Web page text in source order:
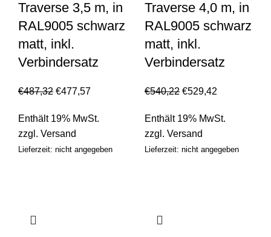
Traverse 3,5 m, in
RAL9005 schwarz
matt, inkl.
Verbindersatz
€487,32 €477,57
Enthält 19% MwSt.
zzgl. Versand
Lieferzeit: nicht angegeben
Traverse 4,0 m, in
RAL9005 schwarz
matt, inkl.
Verbindersatz
€540,22 €529,42
Enthält 19% MwSt.
zzgl. Versand
Lieferzeit: nicht angegeben